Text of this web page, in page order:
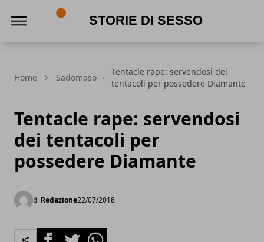
Home Sadomaso
Tentacle rape: servendosi dei
tentacoli per possedere Diamante
Tentacle rape: servendosi
dei tentacoli per
possedere Diamante
di Redazione22/07/2018
FacebookTwitterWhatsapp